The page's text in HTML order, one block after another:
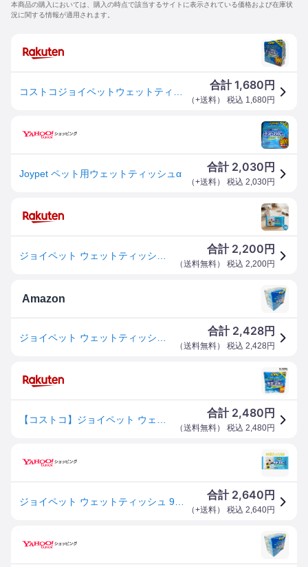
本商品の購入においては、購入の時点で該当するサイトに表示されている価格および在庫状
況に関する情報が適用されます。
合計1,680 円
（+送料） 税込 1,680円
Joypet ペット用ウェットティッシュα
合計 2,030 円
（+送料） 税込 2,030円
合計 2,200 円
（送料無料） 税込 2,200円
Amazon
合計 2,428円
（送料無料） 税込 2,428 円
合計 2,480 円
（送料無料） 税込 2,480円
合計 2,640 円
（+送料） 税込 2,640円